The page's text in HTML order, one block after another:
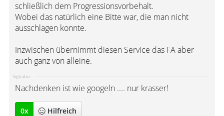
schließlich dem Progressionsvorbehalt.
Wobei das natürlich eine Bitte war, die man nicht
ausschlagen konnte.
Inzwischen übernimmt diesen Service das FA aber
auch ganz von alleine.
Signatur:
Nachdenken ist wie googeln .... nur krasser!
0x Hilfreich